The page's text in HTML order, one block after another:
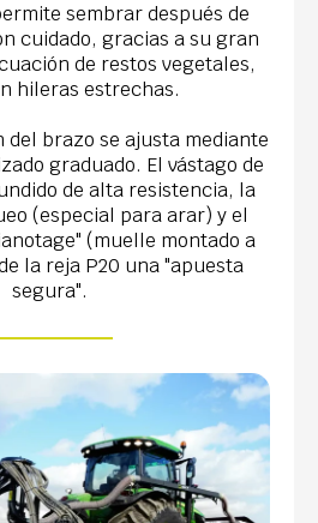
sembrar después de
cuidado, gracias a su gran
de restos vegetales,
hileras estrechas.
del brazo se ajusta mediante
graduado. El vástago de
de alta resistencia, la
(especial para arar) y el
(muelle montado a
la reja P20 una "apuesta
segura".